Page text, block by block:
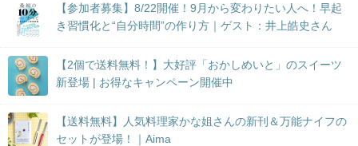
【参加者募集】8/22開催！9月から変わりたい人へ！早起
き習慣化と“自分時間”の作り方｜ゲスト：井上皓史さん
【2個で送料無料！】大好評「おかしめいと」のスイーツ
新登場 | お得なキャンペーン開催中
【送料無料】人気料理家かな姐さんの新刊＆万能ナイフの
セットが登場！｜Aima